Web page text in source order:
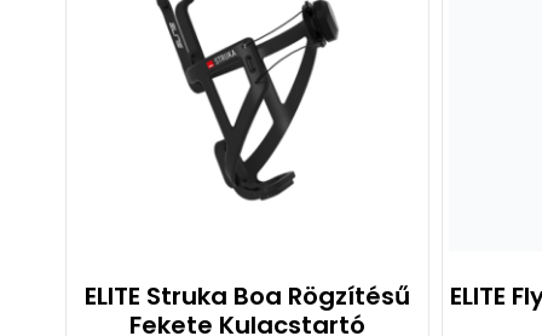
ELITE Struka Boa Rögzítésű
Fekete Kulacstartó
ELITE